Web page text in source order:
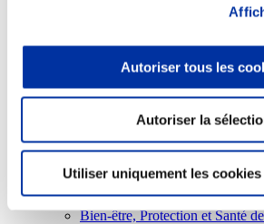
Autoriser tous les
Autoriser la
Utiliser uniquement les cookies
Viande et climat
Autonomie des élevages
Qualité air, eau, sols
Economie de ressources
Evaluation
Bien-être, Protection et Santé